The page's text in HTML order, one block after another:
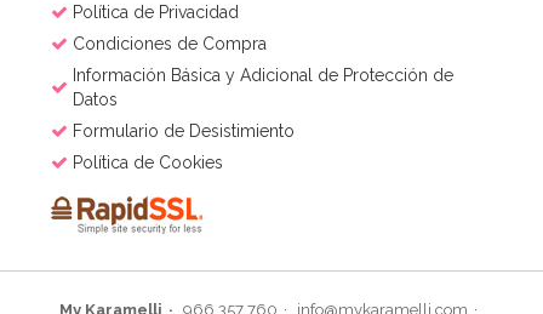
Política de Privacidad
Condiciones de Compra
Información Básica y Adicional de Protección de
Datos
Formulario de Desistimiento
Política de Cookies
My Karamelli 966 357 760 info@mykaramelli.com